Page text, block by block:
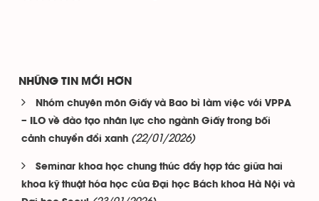
NHỮNG TIN MỚI HƠN
Nhóm chuyên môn Giấy và Bao bì làm việc với VPPA
– ILO về đào tạo nhân lực cho ngành Giấy trong bối
cảnh chuyển đổi xanh (22/01/2026)
Seminar khoa học chung thúc đẩy hợp tác giữa hai
khoa kỹ thuật hóa học của Đại học Bách khoa Hà Nội và